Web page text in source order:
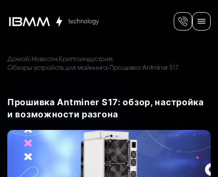
Домой Новости Криптоиндустрия
Обзоры устройств для майнинга
Прошивка Antminer S17
Прошивка Antminer S17: обзор, настройка
и возможности разгона